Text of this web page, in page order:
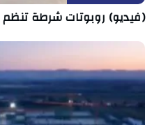
(فيديو) روبوتات شرطة